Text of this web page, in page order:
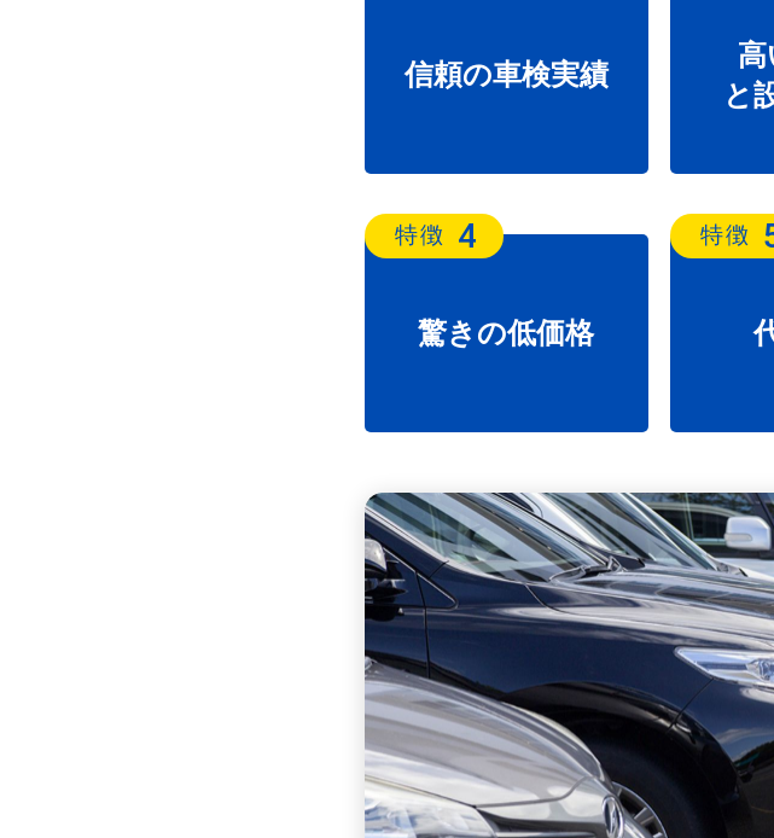
信頼の車検実績
高
と
特徴 4
驚きの低価格
特徴